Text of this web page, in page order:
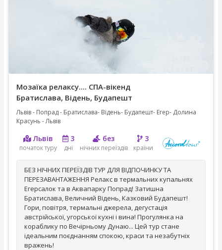
Мозаїка релаксу.... СПА-вікенд
Братислава, Відень, Будапешт
Львів - Попрад - Братислава- Відень- Будапешт- Егер- Долина
Красунь - Львів
Львів
початок туру
3
дні
без
нічних переїздів
3
країни
БЕЗ НІЧНИХ ПЕРЕЇЗДІВ ТУР ДЛЯ ВІДПОЧИНКУ ТА
ПЕРЕЗАВАНТАЖЕННЯ Релакс в термальних купальнях
Егерсалок та в Аквапарку Попрад! Затишна
Братислава, Величний Відень, Казковий Будапешт!
Гори, повітря, термальні джерела, дегустація
австрійської, угорської кухні і вина! Прогулянка на
кораблику по Вечірньому Дунаю... Цей тур стане
ідеальним поєднанням спокою, краси та незабутніх
вражень!